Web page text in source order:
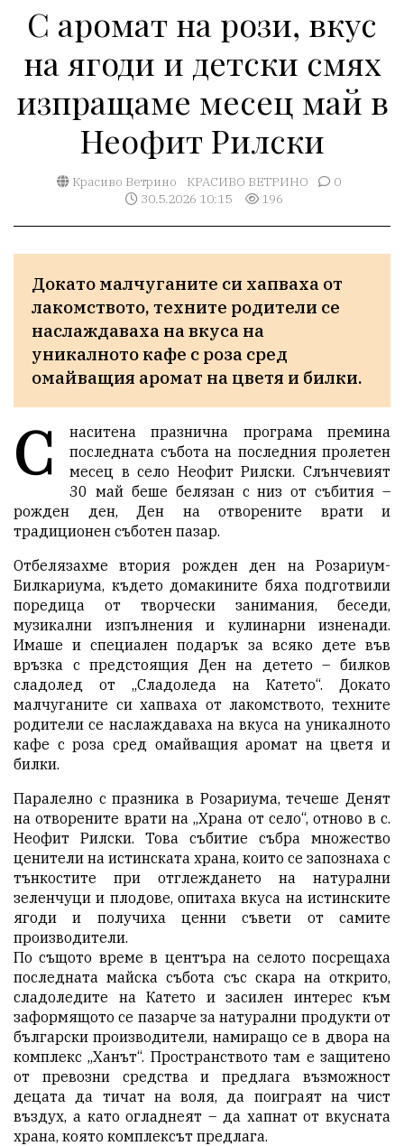
С аромат на рози, вкус
на ягоди и детски смях
изпращаме месец май в
Неофит Рилски
Красиво Ветрино КРАСИВО ВЕТРИНО
0
30.5.2026 10:15
196
Докато малчуганите си хапваха от
лакомството, техните родители се
наслаждаваха на вкуса на
уникалното кафе с роза сред
омайващия аромат на цветя и билки.
С
наситена празнична програма премина
последната събота на последния пролетен
месец в село Неофит Рилски. Слънчевият
30 май беше белязан с низ от събития –
рожден ден, Ден на отворените врати и
традиционен съботен пазар.
Отбелязахме втория рожден ден на Розариум-
Билкариума, където домакините бяха подготвили
поредица от творчески занимания, беседи,
музикални изпълнения и кулинарни изненади.
Имаше и специален подарък за всяко дете във
връзка с предстоящия Ден на детето – билков
сладолед от „Сладоледа на Катето“. Докато
малчуганите си хапваха от лакомството, техните
родители се наслаждаваха на вкуса на уникалното
кафе с роза сред омайващия аромат на цветя и
билки.
Паралелно с празника в Розариума, течеше Денят
на отворените врати на „Храна от село“, отново в с.
Неофит Рилски. Това събитие събра множество
ценители на истинската храна, които се запознаха с
тънкостите при отглеждането на натурални
зеленчуци и плодове, опитаха вкуса на истинските
ягоди и получиха ценни съвети от самите
производители.
По същото време в центъра на селото посрещаха
последната майска събота със скара на открито,
сладоледите на Катето и засилен интерес към
заформящото се пазарче за натурални продукти от
български производители, намиращо се в двора на
комплекс „Ханът“. Пространството там е защитено
от превозни средства и предлага възможност
децата да тичат на воля, да поиграят на чист
въздух, а като огладнеят – да хапнат от вкусната
храна, която комплексът предлага.